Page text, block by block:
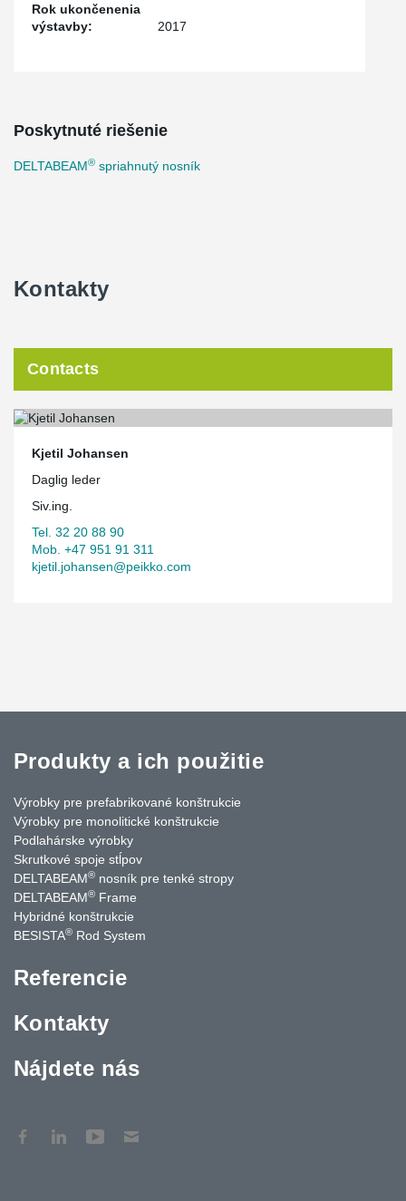
Rok ukončenenia
výstavby:
2017
Poskytnuté riešenie
DELTABEAM® spriahnutý nosník
Kontakty
Contacts
Kjetil Johansen
Daglig leder
Siv.ing.
Tel. 32 20 88 90
Mob. +47 951 91 311
kjetil.johansen@peikko.com
Produkty a ich použitie
Výrobky pre prefabrikované konštrukcie
Výrobky pre monolitické konštrukcie
Podlahárske výrobky
Skrutkové spoje stĺpov
DELTABEAM® nosník pre tenké stropy
DELTABEAM® Frame
Hybridné konštrukcie
BESISTA® Rod System
Referencie
Kontakty
Nájdete nás